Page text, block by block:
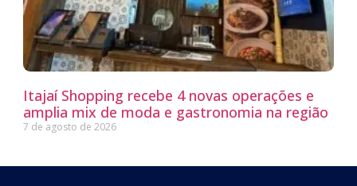
Itajaí Shopping recebe 4 novas operações e
amplia mix de moda e gastronomia na região
7 de agosto de 2026